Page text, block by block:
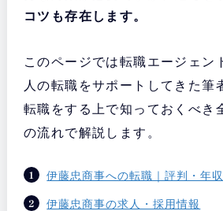
コツも存在します。
このページでは転職エージェン
人の転職をサポートしてきた筆
転職をする上で知っておくべき
の流れで解説します。
伊藤忠商事への転職｜評判・年
伊藤忠商事の求人・採用情報